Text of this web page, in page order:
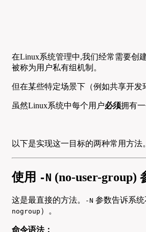
在Linux系统管理中,我们经常需要创
被称为用户私有组机制。
但在某些特定场景下（例如共享开发
虽然Linux系统中每个用户必须拥有
以下是实现这一目标的两种常用方法。
使用 -N (no-user-group)
这是最直接的方法。 -N 参数告诉系
nogroup ）。
命令语法：